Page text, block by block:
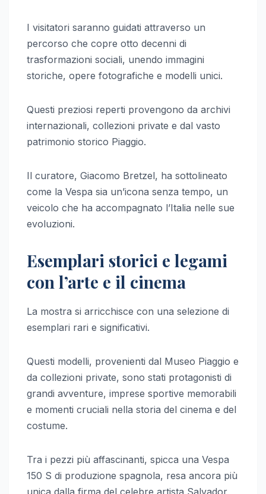
I visitatori saranno guidati attraverso un
percorso che copre otto decenni di
trasformazioni sociali, unendo immagini
storiche, opere fotografiche e modelli unici.
Questi preziosi reperti provengono da archivi
internazionali, collezioni private e dal vasto
patrimonio storico Piaggio.
Il curatore, Giacomo Bretzel, ha sottolineato
come la Vespa sia un’icona senza tempo, un
veicolo che ha accompagnato l’Italia nelle sue
evoluzioni.
Esemplari storici e legami
con l’arte e il cinema
La mostra si arricchisce con una selezione di
esemplari rari e significativi.
Questi modelli, provenienti dal Museo Piaggio e
da collezioni private, sono stati protagonisti di
grandi avventure, imprese sportive memorabili
e momenti cruciali nella storia del cinema e del
costume.
Tra i pezzi più affascinanti, spicca una Vespa
150 S di produzione spagnola, resa ancora più
unica dalla firma del celebre artista Salvador